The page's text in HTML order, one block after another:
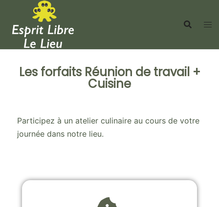
Les forfaits Réunion de travail +
Cuisine
Participez à un atelier culinaire au cours de votre
journée dans notre lieu.